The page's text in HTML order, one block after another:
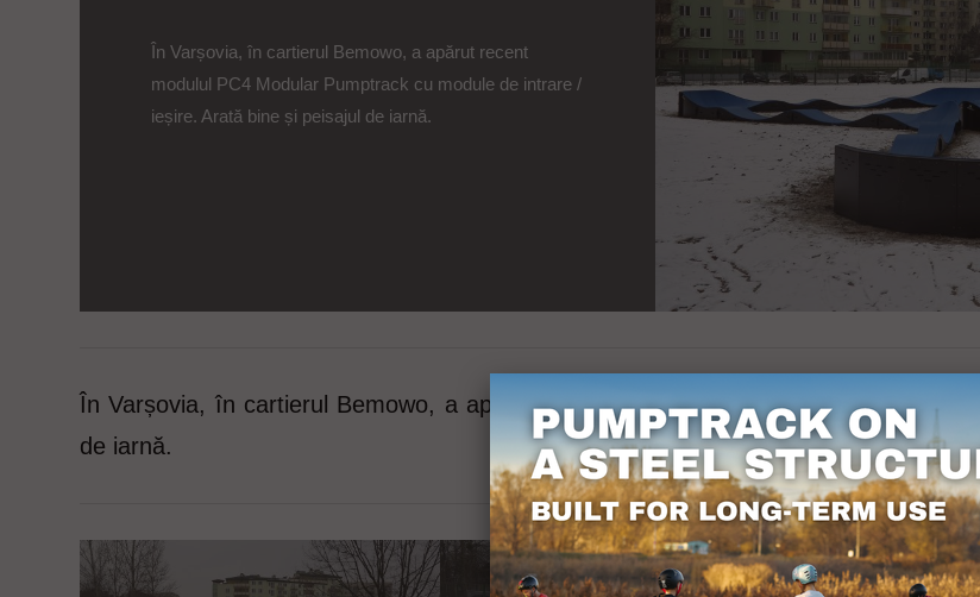
În Varșovia, în cartierul Bemowo, a apărut recent
modulul PC4 Modular Pumptrack cu module de intrare /
ieșire. Arată bine și peisajul de iarnă.
În Varșovia, în cartierul Bemowo, a apărut recent modulul PC4 Modular
de iarnă.